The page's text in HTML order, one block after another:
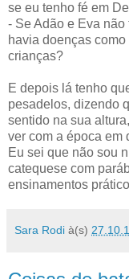
se eu tenho fé em
- Se Adão e Eva
havia doenças
crianças?
E depois lá tenho
pesadelos, dizendo
sentido na sua
ver com a época em
Eu sei que não sou
catequese com
ensinamentos
Sara Rodi à(s)